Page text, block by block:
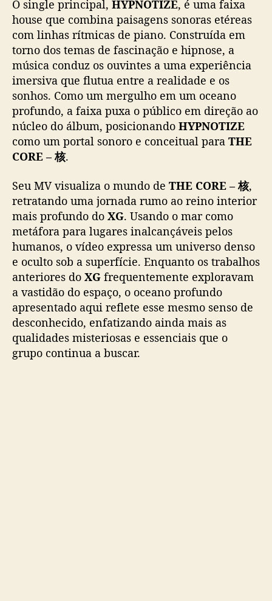
H
Y
P
N
O
T
Z
E
”
O single principal, HYPNOTIZE, é uma faixa
house que combina paisagens sonoras etéreas
com linhas rítmicas de piano. Construída em
torno dos temas de fascinação e hipnose, a
música conduz os ouvintes a uma experiência
imersiva que flutua entre a realidade e os
sonhos. Como um mergulho em um oceano
profundo, a faixa puxa o público em direção ao
núcleo do álbum, posicionando HYPNOTIZE
como um portal sonoro e conceitual para THE
CORE – 核.
Seu MV visualiza o mundo de THE CORE – 核,
retratando uma jornada rumo ao reino interior
mais profundo do XG. Usando o mar como
metáfora para lugares inalcançáveis pelos
humanos, o vídeo expressa um universo denso
e oculto sob a superfície. Enquanto os trabalhos
anteriores do XG frequentemente exploravam
a vastidão do espaço, o oceano profundo
apresentado aqui reflete esse mesmo senso de
desconhecido, enfatizando ainda mais as
qualidades misteriosas e essenciais que o
grupo continua a buscar.